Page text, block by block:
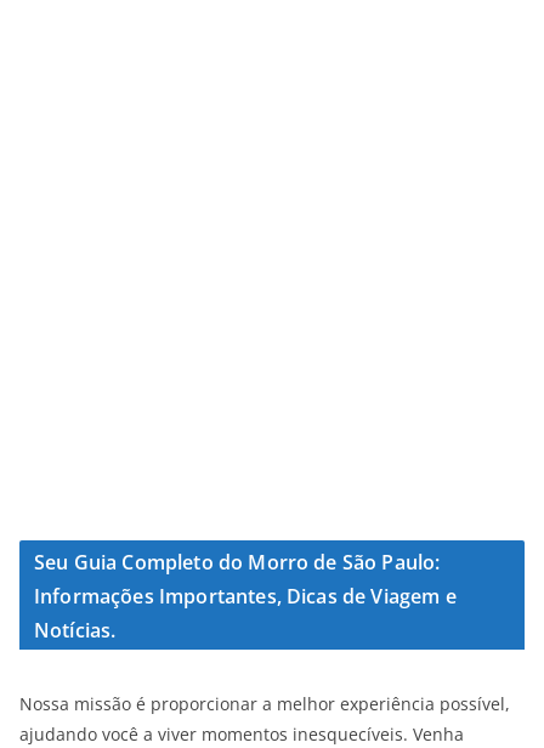
Seu Guia Completo do Morro de São Paulo:
Informações Importantes, Dicas de Viagem e
Notícias.
Nossa missão é proporcionar a melhor experiência possível,
ajudando você a viver momentos inesquecíveis. Venha